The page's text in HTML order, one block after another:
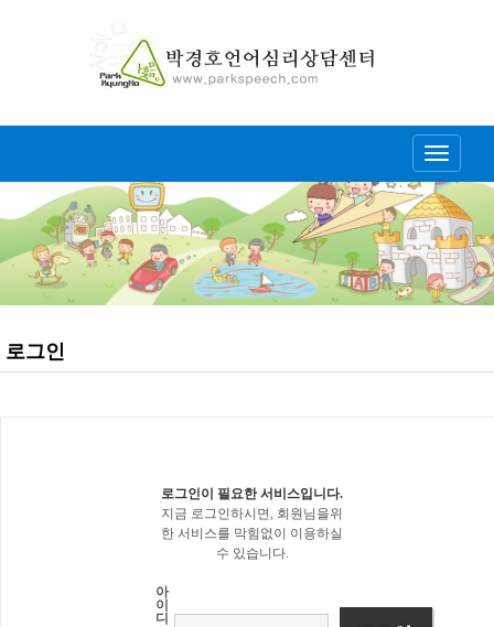
Toggle
로그인
로그인이 필요한 서비스입니다.
지금 로그인하시면, 회원님을위
한 서비스를 막힘없이 이용하실
수 있습니다.
아
이
디